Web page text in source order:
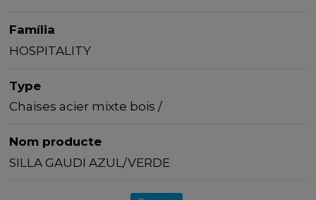
Família
HOSPITALITY
Type
Chaises acier mixte bois /
Nom producte
SILLA GAUDI AZUL/VERDE